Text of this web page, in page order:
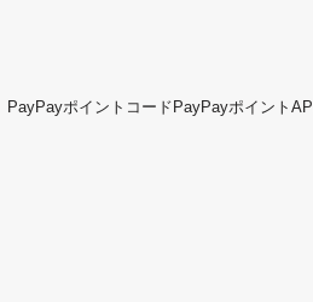
PayPayポイントコード PayPayポイントAPI